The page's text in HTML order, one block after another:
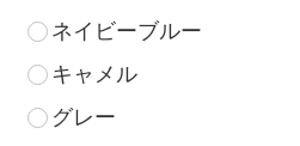
ネイビーブルー
キャメル
グレー